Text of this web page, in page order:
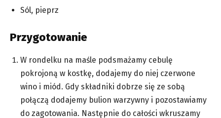
Sól, pieprz
Przygotowanie
W rondelku na maśle podsmażamy cebulę
pokrojoną w kostkę, dodajemy do niej czerwone
wino i miód. Gdy składniki dobrze się ze sobą
połączą dodajemy bulion warzywny i pozostawiamy
do zagotowania. Następnie do całości wkruszamy